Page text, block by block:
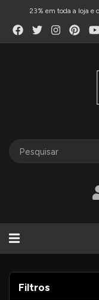
23% em toda a loja e
Alternar
Filtros
Filtros